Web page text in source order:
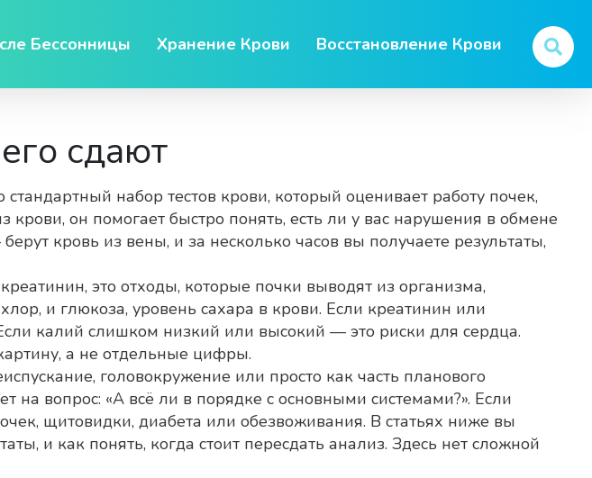
Бессонницы Хранение Крови Восстановление Крови
сдают
набор тестов крови, который оценивает работу почек,
крови, он помогает быстро понять, есть ли у вас нарушения в обмене
кровь из вены, и за несколько часов вы получаете результаты,
креатинин, это отходы, которые почки выводят из организма,
, и глюкоза, уровень сахара в крови. Если креатинин или
калий слишком низкий или высокий — это риски для сердца.
а не отдельные цифры.
головокружение или просто как часть планового
вопрос: «А всё ли в порядке с основными системами?». Если
щитовидки, диабета или обезвоживания. В статьях ниже вы
и как понять, когда стоит пересдать анализ. Здесь нет сложной